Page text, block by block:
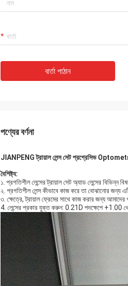
বার্তা পাঠান
পণ্যের বর্ণনা
JIANPENG ট্রায়াল লেন্স সেট প্রগ্রেসিভ
বৈশিষ্ট্য:
১. প্রগতিশীল লেন্সের ট্রায়াল সেট অ্যাড লেন্সের
২. প্রগতিশীল লেন্স কীভাবে কাজ করে তা বোঝানোর জন্য
৩. ক্ষেত্রে, ট্রায়াল ফ্রেমের সাথে কাজ করার জন্য
4. লেন্সের প্রকার যুক্ত করুন: 0.21D পদক্ষেপে +1.00